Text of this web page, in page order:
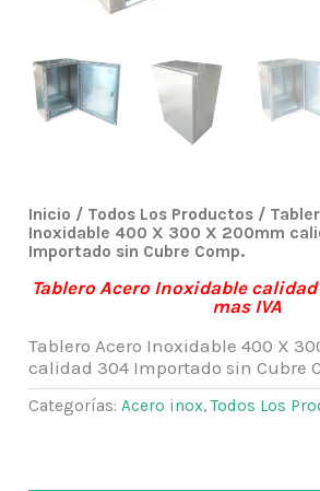
Inicio / Todos Los Productos /
Inoxidable 400 X 300 X 200mm
Importado sin Cubre Comp.
Tablero Acero Inoxidable
mas IVA
Tablero Acero Inoxidable 400 X
calidad 304 Importado sin Cubre
Categorías:Acero inox,Todos Los